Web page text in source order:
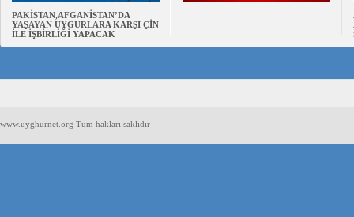
PAKİSTAN,AFGANİSTAN’DA
YAŞAYAN UYGURLARA KARŞI ÇİN
İLE İŞBİRLİĞİ YAPACAK
www.uyghurnet.org Tüm hakları saklıdır